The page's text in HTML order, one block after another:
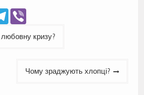
Telegram
Viber
кризу?
Чому зраджують хлопці?